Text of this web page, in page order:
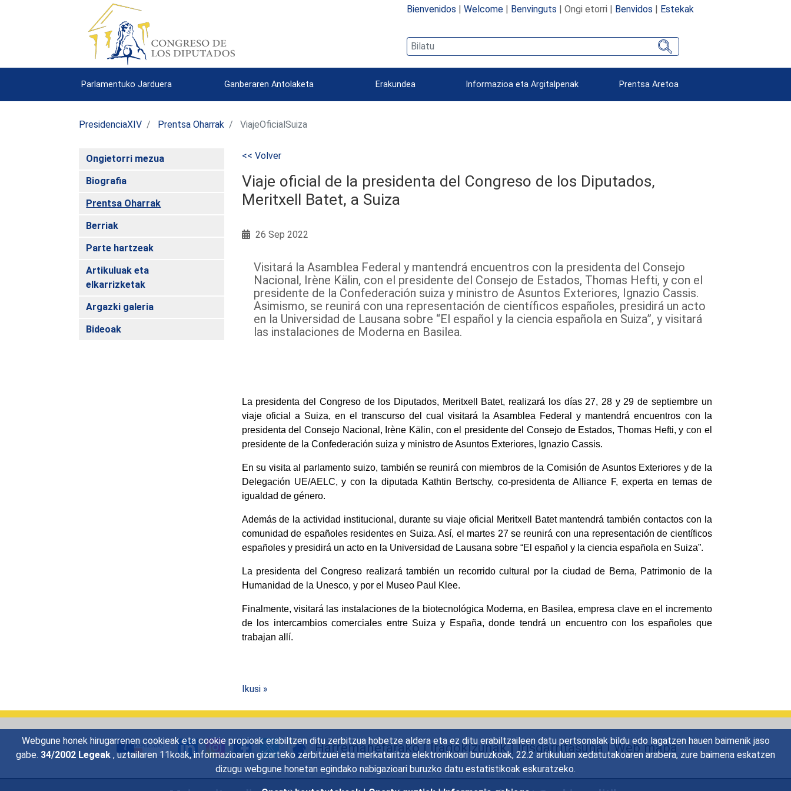
Webgune honek hirugarrenen cookieak eta cookie propioak erabiltzen ditu zerbitzua hobetze aldera eta ez ditu erabiltzaileen datu pertsonalak bildu edo lagatzen hauen baimenik jaso
gabe. 34/2002 Legeak , uztailaren 11koak, informazioaren gizarteko zerbitzuei eta merkataritza elektronikoari buruzkoak, 22.2 artikuluan xedatutakoaren arabera, zure baimena eskatzen
dizugu webgune honetan egindako nabigazioari buruzko datu estatistikoak eskuratzeko.
Bienvenidos | Welcome| Benvinguts | Ongi etorri | Benvidos | Estekak
Parlamentuko Jarduera Ganberaren Antolaketa Erakundea Informazioa eta Argitalpenak Prentsa Aretoa
PresidenciaXIV Prentsa Oharrak ViajeOficialSuiza
Ongietorri mezua
Biografia
Prentsa Oharrak
Berriak
Parte hartzeak
Artikuluak eta
elkarrizketak
Argazki galeria
Bideoak
<< Volver
Viaje oficial de la presidenta del Congreso de los Diputados,
Meritxell Batet, a Suiza
26 Sep 2022
Visitará la Asamblea Federal y mantendrá encuentros con la presidenta del Consejo
Nacional, Irène Kälin, con el presidente del Consejo de Estados, Thomas Hefti, y con el
presidente de la Confederación suiza y ministro de Asuntos Exteriores, Ignazio Cassis.
Asimismo, se reunirá con una representación de científicos españoles, presidirá un acto
en la Universidad de Lausana sobre “El español y la ciencia española en Suiza”, y visitará
las instalaciones de Moderna en Basilea.
La presidenta del Congreso de los Diputados, Meritxell Batet, realizará los días 27, 28 y 29 de septiembre un
viaje oficial a Suiza, en el transcurso del cual visitará la Asamblea Federal y mantendrá encuentros con la
presidenta del Consejo Nacional, Irène Kälin, con el presidente del Consejo de Estados, Thomas Hefti, y con el
presidente de la Confederación suiza y ministro de Asuntos Exteriores, Ignazio Cassis.
En su visita al parlamento suizo, también se reunirá con miembros de la Comisión de Asuntos Exteriores y de la
Delegación UE/AELC, y con la diputada Kathtin Bertschy, co-presidenta de Alliance F, experta en temas de
igualdad de género.
Además de la actividad institucional, durante su viaje oficial Meritxell Batet mantendrá también contactos con la
comunidad de españoles residentes en Suiza. Así, el martes 27 se reunirá con una representación de científicos
españoles y presidirá un acto en la Universidad de Lausana sobre “El español y la ciencia española en Suiza”.
La presidenta del Congreso realizará también un recorrido cultural por la ciudad de Berna, Patrimonio de la
Humanidad de la Unesco, y por el Museo Paul Klee.
Finalmente, visitará las instalaciones de la biotecnológica Moderna, en Basilea, empresa clave en el incremento
de los intercambios comerciales entre Suiza y España, donde tendrá un encuentro con los españoles que
trabajan allí.
Ikusi »
Harremanetarako|Iradokizunak|Irisgarritasuna|Web mapa